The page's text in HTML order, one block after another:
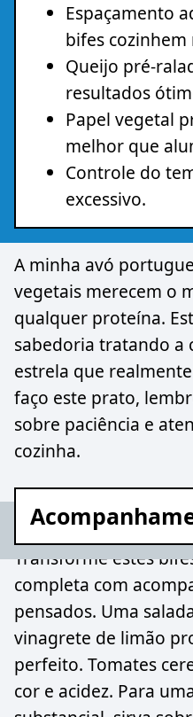
Espaçamento
bifes cozinhem
Queijo pré-
resultados
Papel vegetal
melhor que
Controle do
excessivo.
A minha avó
vegetais merecem o
qualquer proteína.
sabedoria tratando a
estrela que
faço este prato,
sobre paciência e
cozinha.
Transforme estes
completa com
pensados. Uma
vinagrete de limão
perfeito. Tomates
cor e acidez. Para